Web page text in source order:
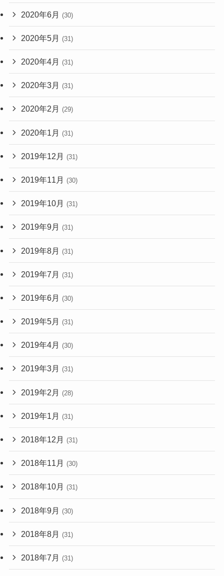
2020年6月 (30)
2020年5月 (31)
2020年4月 (31)
2020年3月 (31)
2020年2月 (29)
2020年1月 (31)
2019年12月 (31)
2019年11月 (30)
2019年10月 (31)
2019年9月 (31)
2019年8月 (31)
2019年7月 (31)
2019年6月 (30)
2019年5月 (31)
2019年4月 (30)
2019年3月 (31)
2019年2月 (28)
2019年1月 (31)
2018年12月 (31)
2018年11月 (30)
2018年10月 (31)
2018年9月 (30)
2018年8月 (31)
2018年7月 (31)